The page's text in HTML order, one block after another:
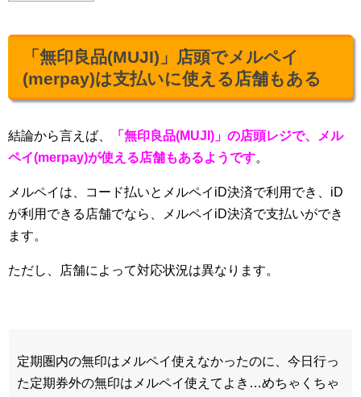
「無印良品(MUJI)」店頭でメルペイ
(merpay)は支払いに使える店舗もある
結論から言えば、
「無印良品(MUJI)」の店頭レジで、メル
ペイ(merpay)が使える店舗もあるようです。
メルペイは、コード払いとメルペイiD決済で利用でき、iD
が利用できる店舗でなら、メルペイiD決済で支払いができ
ます。
ただし、店舗によって対応状況は異なります。
定期圏内の無印はメルペイ使えなかったのに、今日行っ
た定期券外の無印はメルペイ使えてよき…めちゃくちゃ